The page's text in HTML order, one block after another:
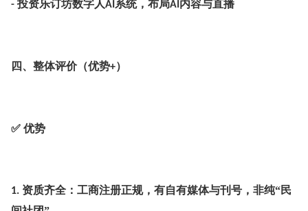
- 投资乐订坊数字人AI 系统，布局AI 内容与直播
四、整体评价（优势+）
✅ 优势
1. 资质齐全：工商注册正规，有自有媒体与刊号，非纯“民